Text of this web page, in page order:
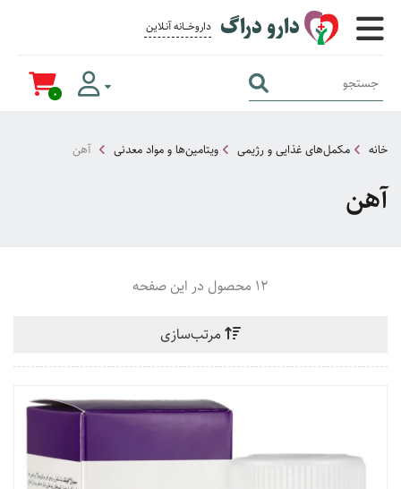
دارو دراگ داروخــــانه آنــلاین برای همــه
0
خانه مکمل‌های غذایی و رژیمی ویتامین‌ها و مواد معدنی آهن
آهن
12 محصول در این صفحه
مرتب‌سازی